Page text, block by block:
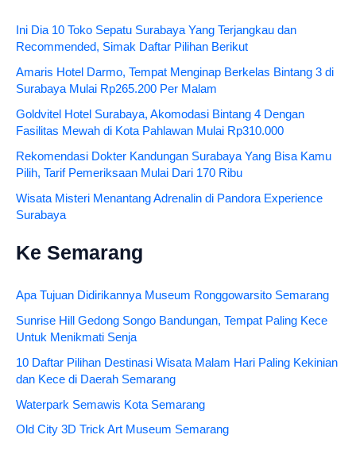
Ini Dia 10 Toko Sepatu Surabaya Yang Terjangkau dan
Recommended, Simak Daftar Pilihan Berikut
Amaris Hotel Darmo, Tempat Menginap Berkelas Bintang 3 di
Surabaya Mulai Rp265.200 Per Malam
Goldvitel Hotel Surabaya, Akomodasi Bintang 4 Dengan
Fasilitas Mewah di Kota Pahlawan Mulai Rp310.000
Rekomendasi Dokter Kandungan Surabaya Yang Bisa Kamu
Pilih, Tarif Pemeriksaan Mulai Dari 170 Ribu
Wisata Misteri Menantang Adrenalin di Pandora Experience
Surabaya
Ke Semarang
Apa Tujuan Didirikannya Museum Ronggowarsito Semarang
Sunrise Hill Gedong Songo Bandungan, Tempat Paling Kece
Untuk Menikmati Senja
10 Daftar Pilihan Destinasi Wisata Malam Hari Paling Kekinian
dan Kece di Daerah Semarang
Waterpark Semawis Kota Semarang
Old City 3D Trick Art Museum Semarang